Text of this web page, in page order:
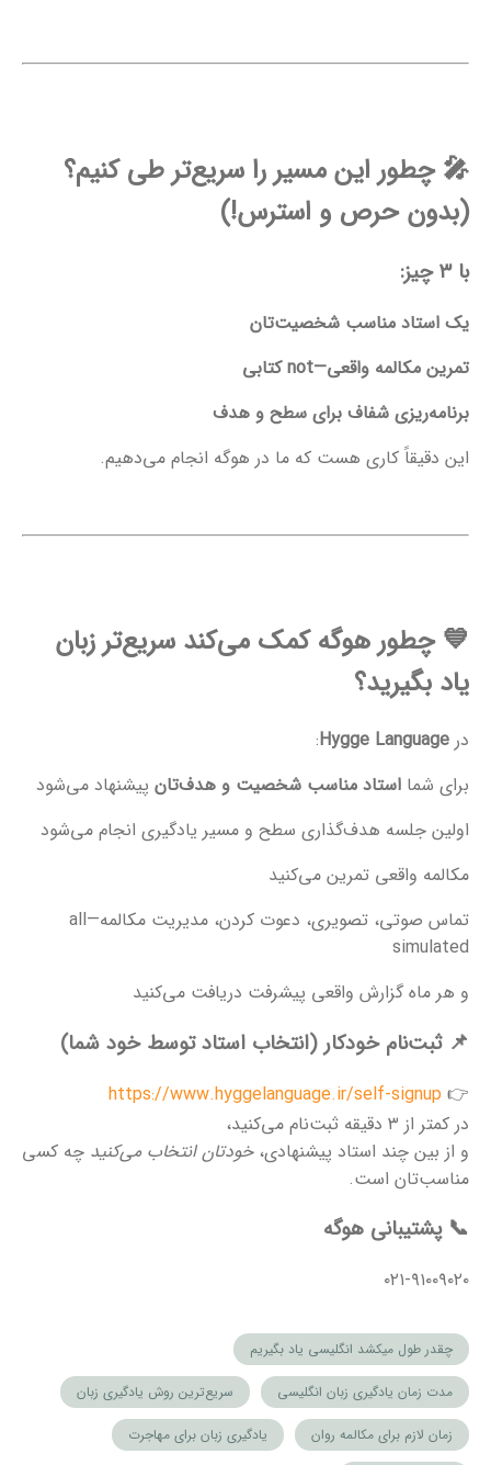
🎤چطور این مسیر را سریع‌تر طی کنیم؟
(بدون حرص و استرس!)
با ۳ چیز:
یک استاد مناسب شخصیت‌تان
تمرین مکالمه واقعی—not کتابی
برنامه‌ریزی شفاف برای سطح و هدف
این دقیقاً کاری هست که ما در هوگه انجام می‌دهیم.
💙چطور هوگه کمک می‌کند سریع‌تر زبان
یاد بگیرید؟
در Hygge Language
:
برای شما استاد مناسب شخصیت و هدف‌تان پیشنهاد می‌شود
اولین جلسه هدف‌گذاری سطح و مسیر یادگیری انجام می‌شود
مکالمه واقعی تمرین می‌کنید
تماس صوتی، تصویری، دعوت کردن، مدیریت مکالمه—all
simulated
و هر ماه گزارش واقعی پیشرفت دریافت می‌کنید
📌 ثبت‌نام خودکار (انتخاب استاد توسط خود شما)
👉
https://www.hyggelanguage.ir/self-signup
در کمتر از ۳ دقیقه ثبت‌نام می‌کنید،
و از بین چند استاد پیشنهادی،خودتان انتخاب می‌کنید چه کسی
مناسب‌تان است.
📞 پشتیبانی هوگه
۰۲۱-۹۱۰۰۹۰۲۰
چقدر طول میکشد انگلیسی یاد بگیریم
مدت زمان یادگیری زبان انگلیسی سریع‌ترین روش یادگیری زبان
زمان لازم برای مکالمه روان یادگیری زبان برای مهاجرت